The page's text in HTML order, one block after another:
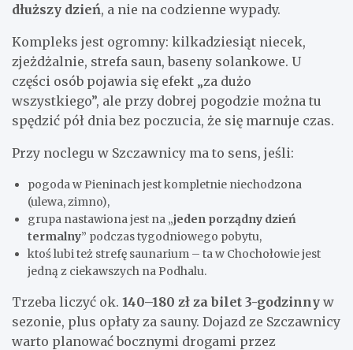
dłuższy dzień, a nie na codzienne wypady.
Kompleks jest ogromny: kilkadziesiąt niecek,
zjeżdżalnie, strefa saun, baseny solankowe. U
części osób pojawia się efekt „za dużo
wszystkiego”, ale przy dobrej pogodzie można tu
spędzić pół dnia bez poczucia, że się marnuje czas.
Przy noclegu w Szczawnicy ma to sens, jeśli:
pogoda w Pieninach jest kompletnie niechodzona
(ulewa, zimno),
grupa nastawiona jest na „jeden porządny dzień
termalny” podczas tygodniowego pobytu,
ktoś lubi też strefę saunarium – ta w Chochołowie jest
jedną z ciekawszych na Podhalu.
Trzeba liczyć ok. 140–180 zł za bilet 3-godzinny w
sezonie, plus opłaty za sauny. Dojazd ze Szczawnicy
warto planować bocznymi drogami przez